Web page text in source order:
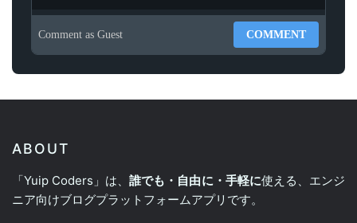
Comment as Guest COMMENT
ABOUT
「Yuip Coders」は、誰でも・自由に・手軽に使える、エンジ
ニア向けブログプラットフォームアプリです。